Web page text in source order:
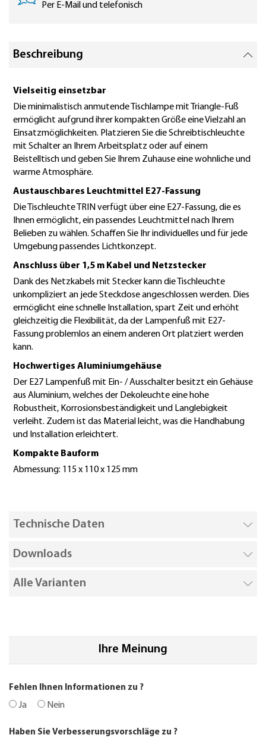
Per E-Mail und telefonisch
Beschreibung
Vielseitig einsetzbar
Die minimalistisch anmutende Tischlampe mit Triangle-Fuß
ermöglicht aufgrund ihrer kompakten Größe eine Vielzahl an
Einsatzmöglichkeiten. Platzieren Sie die Schreibtischleuchte
mit Schalter an Ihrem Arbeitsplatz oder auf einem
Beistelltisch und geben Sie Ihrem Zuhause eine wohnliche und
warme Atmosphäre.
Austauschbares Leuchtmittel E27-Fassung
Die Tischleuchte TRIN verfügt über eine E27-Fassung, die es
Ihnen ermöglicht, ein passendes Leuchtmittel nach Ihrem
Belieben zu wählen. Schaffen Sie Ihr individuelles und für jede
Umgebung passendes Lichtkonzept.
Anschluss über 1,5 m Kabel und Netzstecker
Dank des Netzkabels mit Stecker kann die Tischleuchte
unkompliziert an jede Steckdose angeschlossen werden. Dies
ermöglicht eine schnelle Installation, spart Zeit und erhöht
gleichzeitig die Flexibilität, da der Lampenfuß mit E27-
Fassung problemlos an einem anderen Ort platziert werden
kann.
Hochwertiges Aluminiumgehäuse
Der E27 Lampenfuß mit Ein- / Ausschalter besitzt ein Gehäuse
aus Aluminium, welches der Dekoleuchte eine hohe
Robustheit, Korrosionsbeständigkeit und Langlebigkeit
verleiht. Zudem ist das Material leicht, was die Handhabung
und Installation erleichtert.
Kompakte Bauform
Abmessung: 115 x 110 x 125 mm
Technische Daten
Downloads
Alle Varianten
Ihre Meinung
Fehlen Ihnen Informationen zu ?
Ja Nein
Haben Sie Verbesserungsvorschläge zu ?